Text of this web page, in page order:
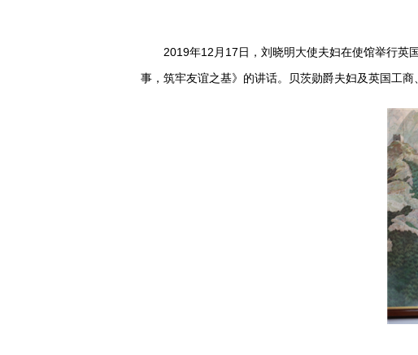
2019年12月17日，刘晓明大使夫妇在使馆举行英国
事，筑牢友谊之基》的讲话。贝茨勋爵夫妇及英国工